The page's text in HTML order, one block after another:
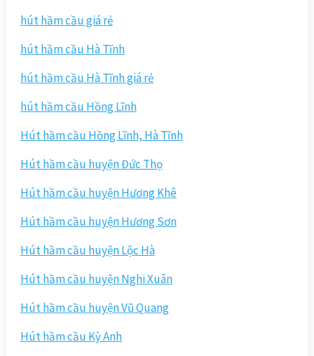
hút hầm cầu giá rẻ
hút hầm cầu Hà Tĩnh
hút hầm cầu Hà Tĩnh giá rẻ
hút hầm cầu Hồng Lĩnh
Hút hầm cầu Hồng Lĩnh, Hà Tĩnh
Hút hầm cầu huyện Đức Thọ
Hút hầm cầu huyện Hương Khê
Hút hầm cầu huyện Hương Sơn
Hút hầm cầu huyện Lộc Hà
Hút hầm cầu huyện Nghi Xuân
Hút hầm cầu huyện Vũ Quang
Hút hầm cầu Kỳ Anh